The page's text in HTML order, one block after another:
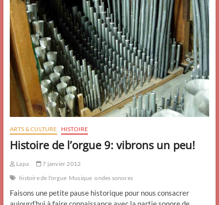
ARTS & CULTURE HISTOIRE
Histoire de l’orgue 9: vibrons un peu!
Lapa
7 janvier 2012
histoire de l'orgue Musique ondes sonores
Faisons une petite pause historique pour nous consacrer